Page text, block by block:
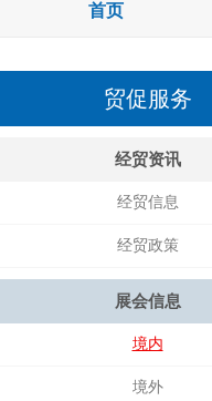
首页
贸促服务
经贸资讯
经贸信息
经贸政策
展会信息
境内
境外